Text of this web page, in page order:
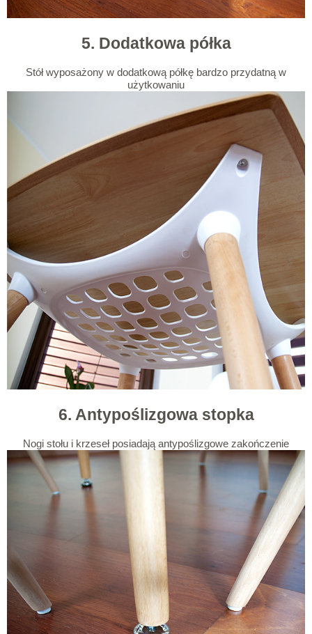
5. Dodatkowa półka
Stół wyposażony w dodatkową półkę bardzo przydatną w
użytkowaniu
6. Antypoślizgowa stopka
Nogi stołu i krzeseł posiadają antypoślizgowe zakończenie